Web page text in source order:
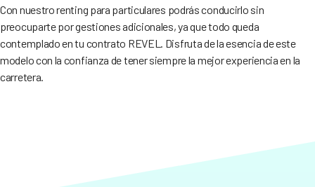
Con nuestro renting para particulares podrás conducirlo sin
preocuparte por gestiones adicionales, ya que todo queda
contemplado en tu contrato REVEL. Disfruta de la esencia de este
modelo con la confianza de tener siempre la mejor experiencia en la
carretera.